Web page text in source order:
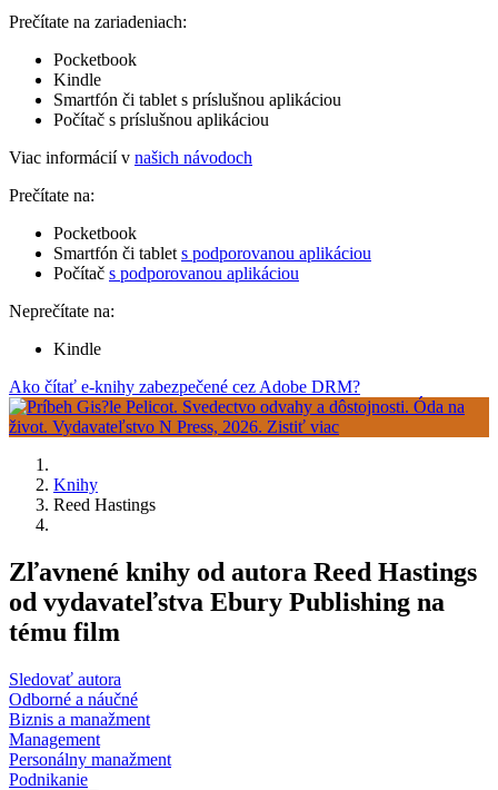
Prečítate na zariadeniach:
Pocketbook
Kindle
Smartfón či tablet s príslušnou aplikáciou
Počítač s príslušnou aplikáciou
Viac informácií v našich návodoch
Prečítate na:
Pocketbook
Smartfón či tablet s podporovanou aplikáciou
Počítač s podporovanou aplikáciou
Neprečítate na:
Kindle
Ako čítať e-knihy zabezpečené cez Adobe DRM?
Knihy
Reed Hastings
Zľavnené knihy od autora Reed Hastings
od vydavateľstva Ebury Publishing na
tému film
Sledovať autora
Odborné a náučné
Biznis a manažment
Management
Personálny manažment
Podnikanie